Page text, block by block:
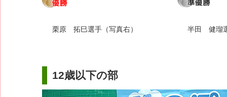
栗原 拓巳選手（写真右） 半田 健瑠
12歳以下の部